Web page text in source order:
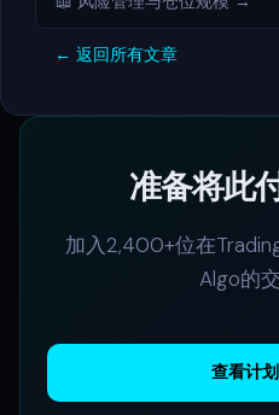
← 返回所有文章
准备将此
加入2,400+位在
Algo的
查看计